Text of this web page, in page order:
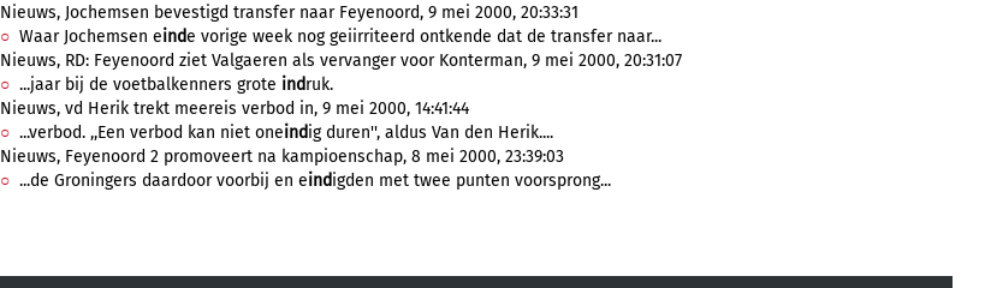
Nieuws, Jochemsen bevestigd transfer naar Feyenoord, 9 mei 2000, 20:33:31
Waar Jochemsen einde vorige week nog geiirriteerd ontkende dat de transfer naar...
Nieuws, RD: Feyenoord ziet Valgaeren als vervanger voor Konterman, 9 mei 2000, 20:31:07
...jaar bij de voetbalkenners grote indruk.
Nieuws, vd Herik trekt meereis verbod in, 9 mei 2000, 14:41:44
...verbod. ,,Een verbod kan niet oneindig duren'', aldus Van den Herik....
Nieuws, Feyenoord 2 promoveert na kampioenschap, 8 mei 2000, 23:39:03
...de Groningers daardoor voorbij en eindigden met twee punten voorsprong...